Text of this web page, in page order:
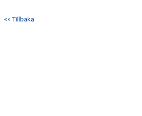
<< Tillbaka